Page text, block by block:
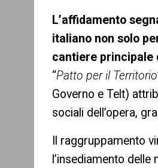
L’affidamento
italiano non solo
cantiere principale
“Patto per il Territorio
Governo e Telt)
sociali dell’opera,
Il raggruppamento
l’insediamento